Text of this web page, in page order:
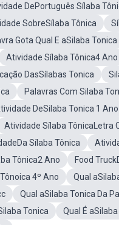
DePortuguês Sílaba
SobreSílaba Tônica
Gota Qual E aSilaba Tonica
Atividade Sílaba Tônica4 Ano
DasSílabas Tonica
Palavras Com Silaba
DeSilaba Tonica 1 Ano
Atividade Sílaba TônicaLetra
Sílaba Tônica
Tônica2 Ano Food
4º Ano Qual
Qual aSilaba Tonica Da
Tonica Qual É